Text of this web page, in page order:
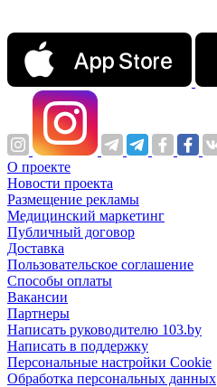
О проекте
Новости проекта
Размещение рекламы
Медицинский маркетинг
Публичный договор
Доставка
Пользовательское соглашение
Способы оплаты
Вакансии
Партнеры
Написать руководителю 103.by
Написать в поддержку
Персональные настройки Cookie
Обработка персональных данных